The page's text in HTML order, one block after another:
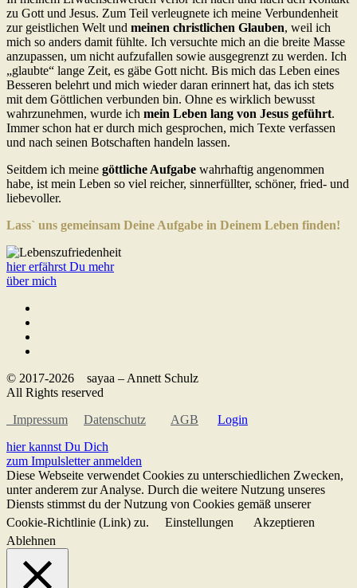
zu Gott und Jesus. Zum Teil verleugnete ich meine Verbundenheit
zur geistlichen Welt und meinen christlichen Glauben, weil ich
mich so anders damit fühlte. Ich versuchte mich an die breite Masse
anzupassen, um nicht aufzufallen sowie ausgegrenzt zu werden. Ich
„glaubte“ lange Zeit, es gäbe Gott nicht. Bis mich das Leben eines
Besseren belehrt und mich wieder daran erinnert hat, das ich stets
mit dem Göttlichen verbunden bin. Ohne es wirklich bewusst
wahrzunehmen, wurde ich mein Leben lang von Jesus geführt.
Immer schon hat er durch mich gesprochen, mich Texte verfassen
und nach seinen Botschaften handeln lassen.
Seitdem ich meine göttliche Aufgabe wahrhaftig angenommen
habe, ist mein Leben so viel reicher, sinnerfüllter, schöner, fried- und
liebevoller.
Lass` uns gemeinsam Deine Aufgabe in Deinem Leben finden!
hier erfährst Du mehr
über mich
© 2017-2026 sayaa – Annett Schulz
All Rights reserved
Impressum
Datenschutz AGB
Login
hier kannst Du Dich
zum Impulsletter anmelden
Diese Webseite verwendet Cookies zu unterschiedlichen Zwecken,
unter anderem zur Analyse. Durch die weitere Nutzung unseres
Diensts stimmst du der Nutzung von Cookies gemäß unserer
Cookie-Richtlinie (Link) zu.
Einstellungen
Akzeptieren
Ablehnen